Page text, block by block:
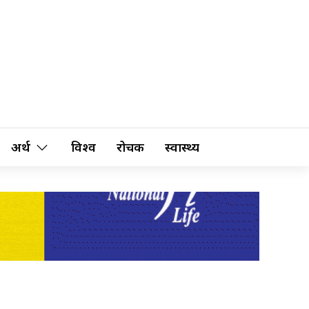
अर्थ विश्व रोचक स्वास्थ्य